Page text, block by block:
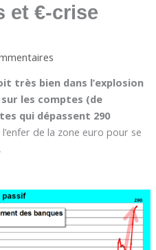
et €-crise
très bien dans l’explosion
les comptes (de
qui dépassent 290
de la zone euro pour se